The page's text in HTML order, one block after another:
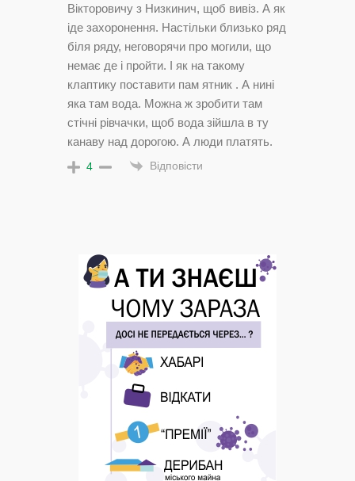
Вікторовичу з Низкинич, щоб вивіз. А як
іде захоронення. Настільки близько ряд
біля ряду, неговорячи про могили, що
немає де і пройти. І як на такому
клаптику поставити пам ятник . А нині
яка там вода. Можна ж зробити там
стічні рівчачки, щоб вода зійшла в ту
канаву над дорогою. А люди платять.
4 Відповісти